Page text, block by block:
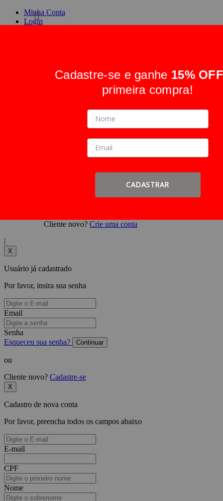
Minha Conta
Login
Cliente novo? Crie uma conta
|
X
Usuário já cadastrado
Por favor, insira sua senha
Email
Senha
Esqueceu sua senha?
Continuar
ou
Cliente novo? Cadastre-se
X
Cadastro de nova conta
Por favor, preencha todos os campos abaixo
E-mail
CPF
Nome
Cadastre-se e ganhe 15%
primeira compra!
CADASTRAR